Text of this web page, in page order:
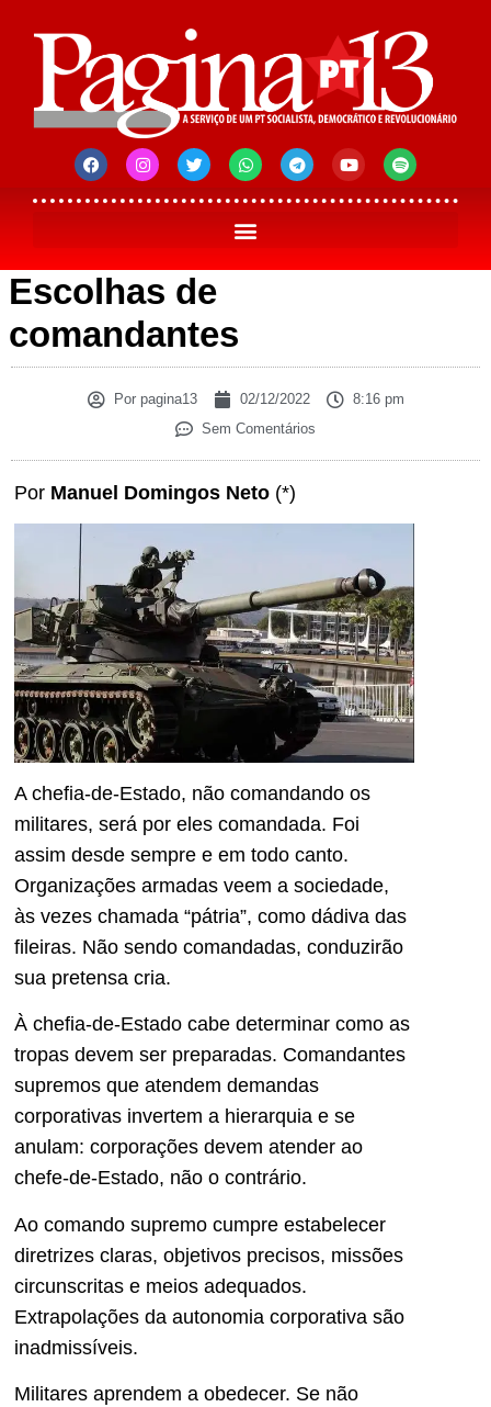
Escolhas de
comandantes
Porpagina13 02/12/2022
8:16 pm
Sem Comentários
Por Manuel Domingos Neto (*)
A chefia-de-Estado, não comandando os
militares, será por eles comandada. Foi
assim desde sempre e em todo canto.
Organizações armadas veem a sociedade,
às vezes chamada “pátria”, como dádiva das
fileiras. Não sendo comandadas, conduzirão
sua pretensa cria.
À chefia-de-Estado cabe determinar como as
tropas devem ser preparadas. Comandantes
supremos que atendem demandas
corporativas invertem a hierarquia e se
anulam: corporações devem atender ao
chefe-de-Estado, não o contrário.
Ao comando supremo cumpre estabelecer
diretrizes claras, objetivos precisos, missões
circunscritas e meios adequados.
Extrapolações da autonomia corporativa são
inadmissíveis.
Militares aprendem a obedecer. Se não